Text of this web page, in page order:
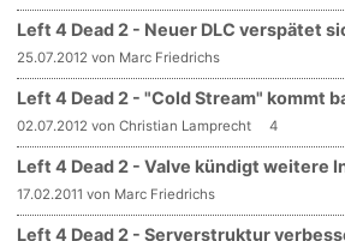
Left 4 Dead 2 - Neuer DLC verspätet
25.07.2012 von Marc Friedrichs
Left 4 Dead 2 - "Cold Stream" kommt
02.07.2012 von Christian Lamprecht 4
Left 4 Dead 2 - Valve kündigt weitere
17.02.2011 von Marc Friedrichs
Left 4 Dead 2 - Serverstruktur